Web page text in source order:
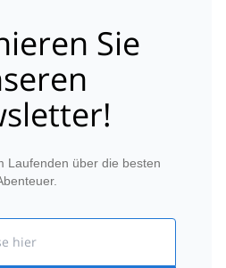
Sie
Laufenden über die besten